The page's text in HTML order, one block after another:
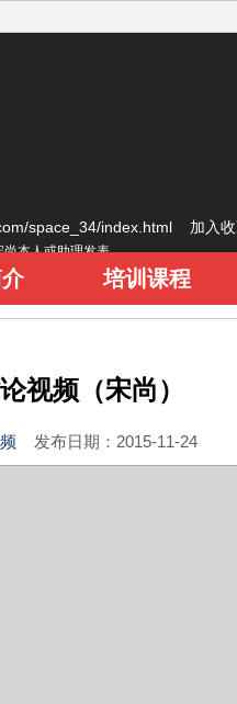
space_34/index.html 加入
本人或助理发表
培训课程
视频（宋尚）
发布日期：2015-11-24